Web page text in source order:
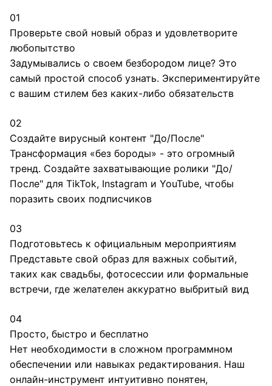
01
Проверьте свой новый образ и удовлетворите
любопытство
Задумывались о своем безбородом лице? Это
самый простой способ узнать. Экспериментируйте
с вашим стилем без каких-либо обязательств
02
Создайте вирусный контент "До/После"
Трансформация «без бороды» - это огромный
тренд. Создайте захватывающие ролики "До/
После" для TikTok, Instagram и YouTube, чтобы
поразить своих подписчиков
03
Подготовьтесь к официальным мероприятиям
Представьте свой образ для важных событий,
таких как свадьбы, фотосессии или формальные
встречи, где желателен аккуратно выбритый вид
04
Просто, быстро и бесплатно
Нет необходимости в сложном программном
обеспечении или навыках редактирования. Наш
онлайн-инструмент интуитивно понятен,